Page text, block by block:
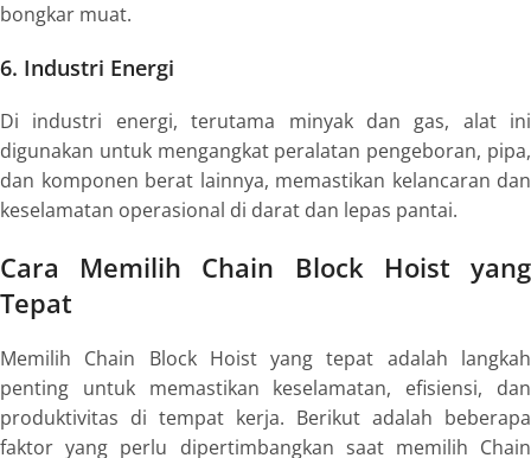
bongkar muat.
6. Industri Energi
Di industri energi, terutama minyak dan gas, alat ini
digunakan untuk mengangkat peralatan pengeboran, pipa,
dan komponen berat lainnya, memastikan kelancaran dan
keselamatan operasional di darat dan lepas pantai.
Cara Memilih Chain Block Hoist yang
Tepat
Memilih Chain Block Hoist yang tepat adalah langkah
penting untuk memastikan keselamatan, efisiensi, dan
produktivitas di tempat kerja. Berikut adalah beberapa
faktor yang perlu dipertimbangkan saat memilih Chain